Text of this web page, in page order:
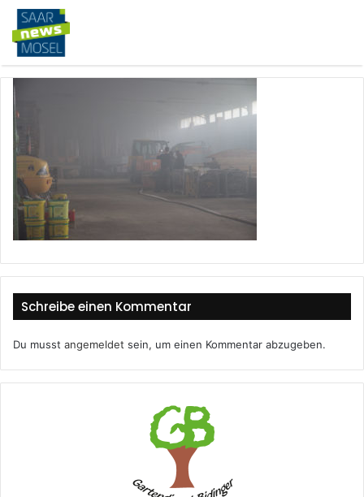
Schreibe einen Kommentar
Du musst angemeldet sein, um einen Kommentar abzugeben.